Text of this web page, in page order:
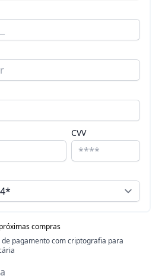
CVV
compras
pagamento com criptografia para